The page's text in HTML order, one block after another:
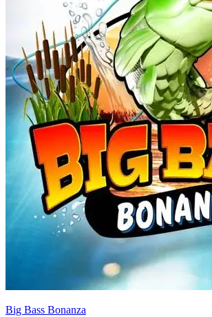
Big Bass Bonanza